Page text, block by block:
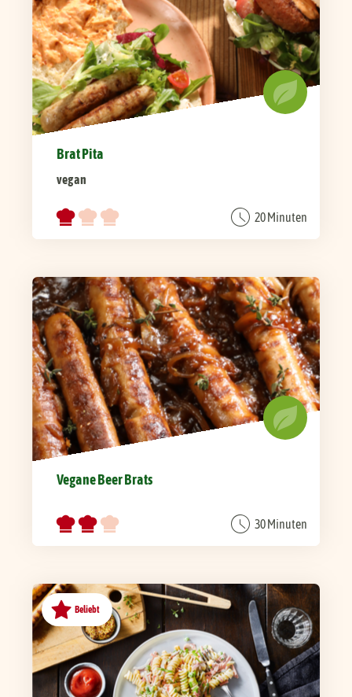
Brat Pita
vegan
20 Minuten
Vegane Beer Brats
30 Minuten
Beliebt